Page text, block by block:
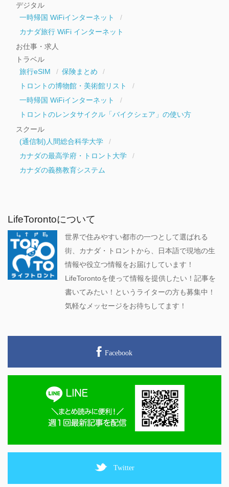
デジタル
一時帰国 WiFiインターネット
カナダ旅行 WiFi インターネット
お仕事・求人
トラベル
旅行eSIM
保険まとめ
トロントの博物館・美術館リスト
一時帰国 WiFiインターネット
トロントのレンタサイクル「バイクシェア」の使い方
スクール
(通信制)人間総合科学大学
カナダの最高学府・トロント大学
カナダの義務教育システム
LifeTorontoについて
世界で住みやすい都市の一つとして選ばれる
街、カナダ・トロントから、日本語で現地の生
情報や役立つ情報をお届けしています！
LifeTorontoを使って情報を提供したい！記事を
書いてみたい！というライターの方も募集中！
気軽なメッセージをお待ちしてます！
Facebook
Twitter